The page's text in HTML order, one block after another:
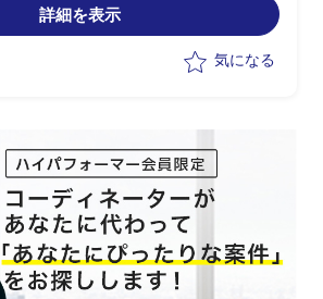
・ベンダー側/PMリーダー補佐ポジショ
ンとして参画
・WBSを用いたプロジェクト進捗/課題/
ハイブリッド)への出席および進捗報告
・会議議事録の作成(2時間×週2回 他)
・プロジェクト関連の調査実施および資
料作成
・プロジェクト内利用Webベースツール
の設計/構築管理
詳細を表示
気になる